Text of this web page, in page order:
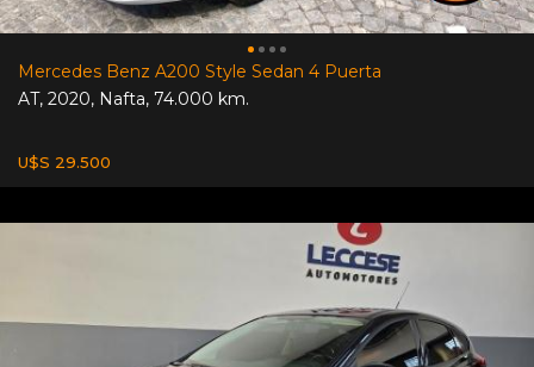
Mercedes Benz A200 Style Sedan 4 Puerta
AT, 2020, Nafta, 74.000 km.
U$S 29.500